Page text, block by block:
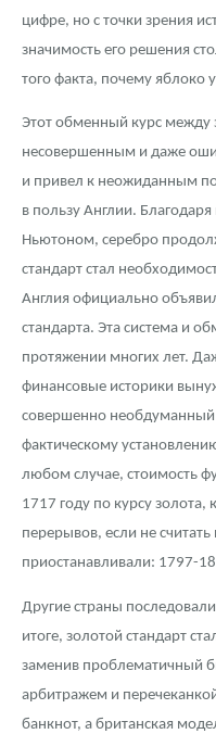
цифре, но с точки зрения
значимость его решения
того факта, почему яблоко
Этот обменный курс
несовершенным и даже
и привел к неожиданным
в пользу Англии.
Ньютоном, серебро
стандарт стал
Англия официально
стандарта. Эта система и
протяжении многих лет.
финансовые историки
совершенно необдуманный
фактическому
любом случае, стоимость
1717 году по курсу золота,
перерывов, если не
приостанавливали: 1797-
Другие страны
итоге, золотой стандарт
заменив проблематичный
арбитражем и
банкнот, а британская